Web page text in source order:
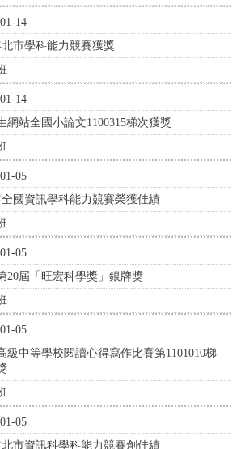
14
北市學科能力競賽獲獎
14
網站全國小論文1100315梯次獲獎
05
全國資訊學科能力競賽榮獲佳績
05
20屆「旺宏科學獎」銀牌獎
05
級中等學校閱讀心得寫作比賽第1101010梯
05
北市資訊科學科能力競賽創佳績